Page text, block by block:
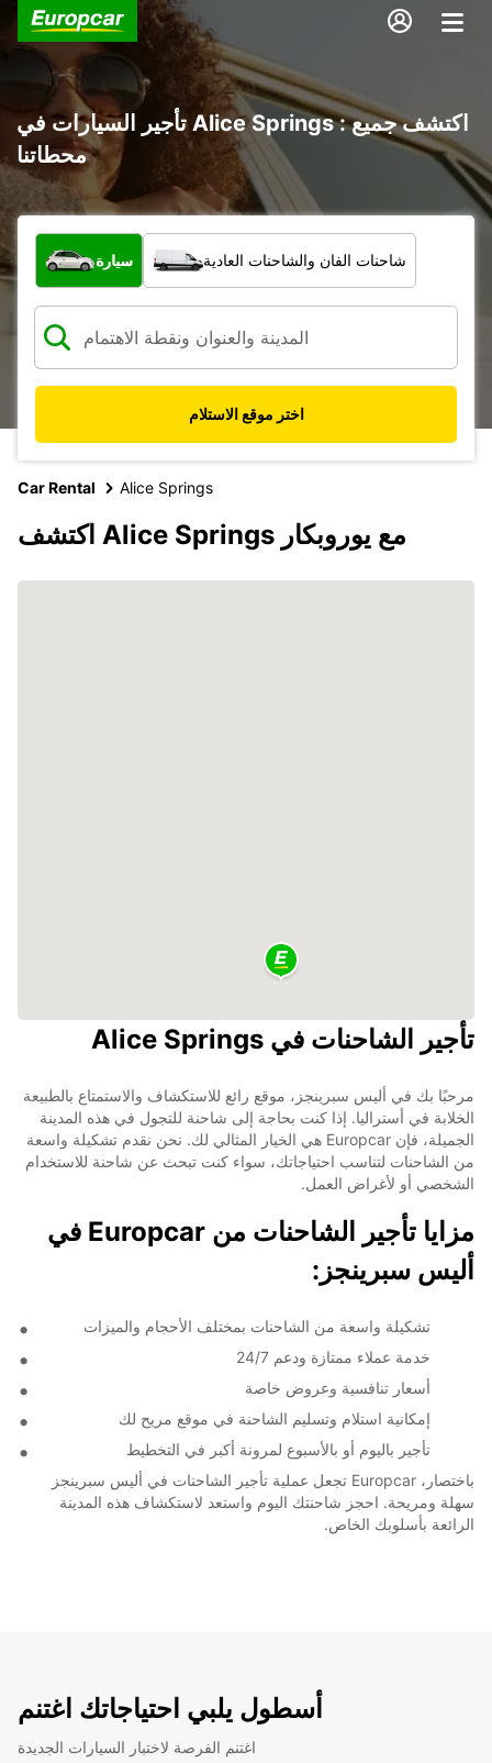
تأجير السيارات في Alice Springs : اكتشف جميع
محطاتنا
ما نوع المركبة؟
سيارة شاحنات الفان والشاحنات العادية
اختر موقع الاستلام
Car Rental Alice Springs
اكتشف Alice Springs مع يوروبكار
تأجير الشاحنات في Alice Springs
مرحبًا بك في أليس سبرينجز، موقع رائع للاستكشاف والاستمتاع بالطبيعة
الخلابة في أستراليا. إذا كنت بحاجة إلى شاحنة للتجول في هذه المدينة
الجميلة، فإن Europcar هي الخيار المثالي لك. نحن نقدم تشكيلة واسعة
من الشاحنات لتناسب احتياجاتك، سواء كنت تبحث عن شاحنة للاستخدام
الشخصي أو لأغراض العمل.
مزايا تأجير الشاحنات من Europcar في
أليس سبرينجز:
تشكيلة واسعة من الشاحنات بمختلف الأحجام والميزات
خدمة عملاء ممتازة ودعم 24/7
أسعار تنافسية وعروض خاصة
إمكانية استلام وتسليم الشاحنة في موقع مريح لك
تأجير باليوم أو بالأسبوع لمرونة أكبر في التخطيط
باختصار، Europcar تجعل عملية تأجير الشاحنات في أليس سبرينجز
سهلة ومريحة. احجز شاحنتك اليوم واستعد لاستكشاف هذه المدينة
الرائعة بأسلوبك الخاص.
أسطول يلبي احتياجاتك اغتنم
اغتنم الفرصة لاختبار السيارات الجديدة